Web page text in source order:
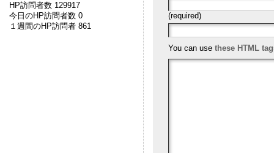
HP訪問者数 129917
今日のHP訪問者数 0
１週間のHP訪問者 861
(required)
You can use these HTML